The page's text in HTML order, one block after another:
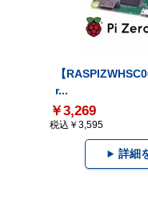
【
r...
￥3,269
税込￥3,595
詳細